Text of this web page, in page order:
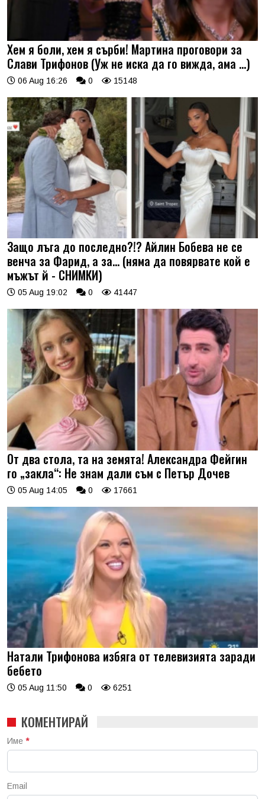
Хем я боли, хем я сърби! Мартина проговори за
Слави Трифонов (Уж не иска да го вижда, ама …)
06 Aug 16:26 0 15148
Защо лъга до последно?!? Айлин Бобева не се
венча за Фарид, а за... (няма да повярвате кой е
мъжът й - СНИМКИ)
05 Aug 19:02 0 41447
От два стола, та на земята! Александра Фейгин
го „закла“: Не знам дали съм с Петър Дочев
05 Aug 14:05 0 17661
Натали Трифонова избяга от телевизията заради
бебето
05 Aug 11:50 0 6251
КОМЕНТИРАЙ
Име *
Email